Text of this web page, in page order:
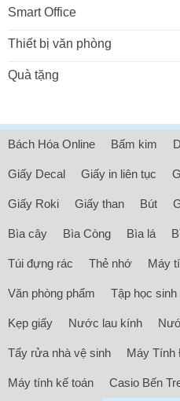
Smart Office
Thiết bị văn phòng
Quà tặng
Bách Hóa Online Bấm kim
Giấy Decal Giấy in liên tục
Giấy Roki Giấy than Bút
Bìa cây Bìa Còng Bìa lá
Túi đựng rác Thẻ nhớ Máy
Văn phòng phẩm Tập học sinh
Kẹp giấy Nước lau kính
Tẩy rửa nhà vệ sinh Máy Tính
Máy tính kế toán Casio Bến